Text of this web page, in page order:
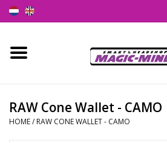
Home
Smartshop
RAW Cone Wallet - CAMO
HOME/ RAW CONE WALLET - CAMO